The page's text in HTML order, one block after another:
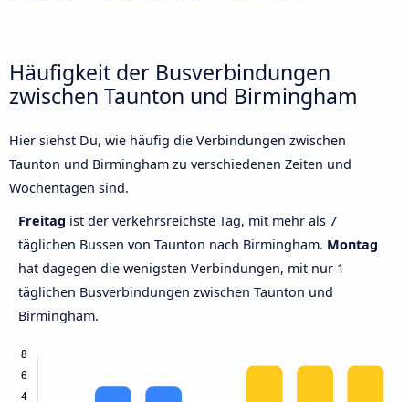
Häufigkeit der Busverbindungen
zwischen Taunton und Birmingham
Hier siehst Du, wie häufig die Verbindungen zwischen
Taunton und Birmingham zu verschiedenen Zeiten und
Wochentagen sind.
Freitag ist der verkehrsreichste Tag, mit mehr als 7
täglichen Bussen von Taunton nach Birmingham. Montag
hat dagegen die wenigsten Verbindungen, mit nur 1
täglichen Busverbindungen zwischen Taunton und
Birmingham.